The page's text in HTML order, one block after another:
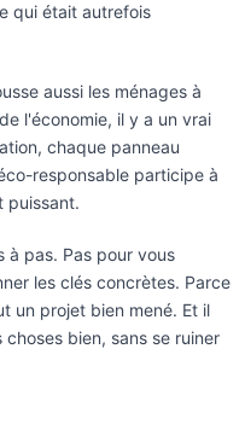
qui était autrefois
aussi les ménages à
l'économie, il y a un vrai
chaque panneau
responsable participe à
puissant.
à pas. Pas pour vous
les clés concrètes. Parce
un projet bien mené. Et il
bien, sans se ruiner